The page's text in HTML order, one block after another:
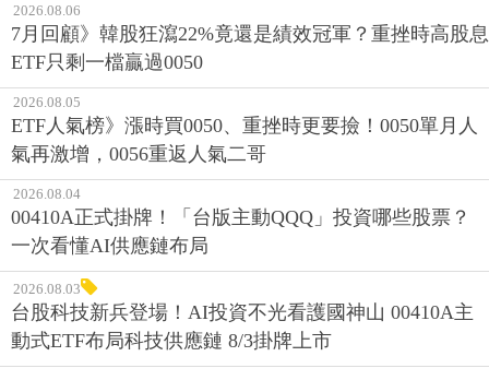
2026.08.06
7月回顧》韓股狂瀉22%竟還是績效冠軍？重挫時高股息
ETF只剩一檔贏過0050
2026.08.05
ETF人氣榜》漲時買0050、重挫時更要撿！0050單月人
氣再激增，0056重返人氣二哥
2026.08.04
00410A正式掛牌！「台版主動QQQ」投資哪些股票？
一次看懂AI供應鏈布局
2026.08.03
台股科技新兵登場！AI投資不光看護國神山 00410A主
動式ETF布局科技供應鏈 8/3掛牌上市